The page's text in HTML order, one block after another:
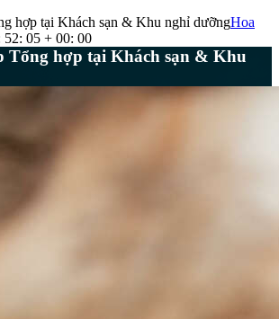
hợp tại Khách sạn & Khu nghỉ dưỡngHoa
52: 05 + 00: 00
Tổng hợp tại Khách sạn & Khu